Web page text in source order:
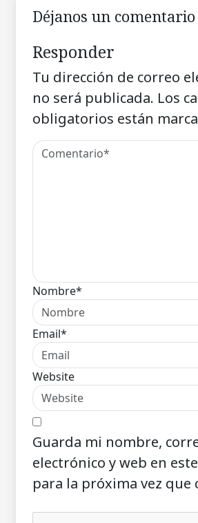
Déjanos un comentario
Responder
Tu dirección de correo
no será publicada. Los
obligatorios están
Nombre*
Email*
Website
Guarda mi nombre,
electrónico y web en
para la próxima vez que